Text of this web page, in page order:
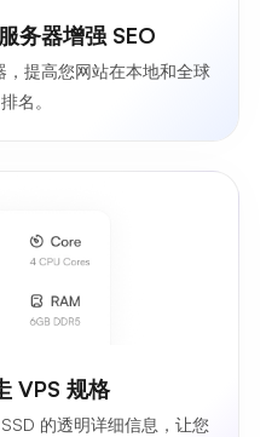
务器增强 SEO
，提高您网站在本地和全球
名。
VPS 规格
的透明详细信息，让您